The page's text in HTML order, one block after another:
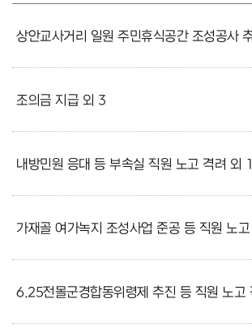
조의금 지급 외 3
내방민원 응대 등 부속실 직원 노고 격려 외 1